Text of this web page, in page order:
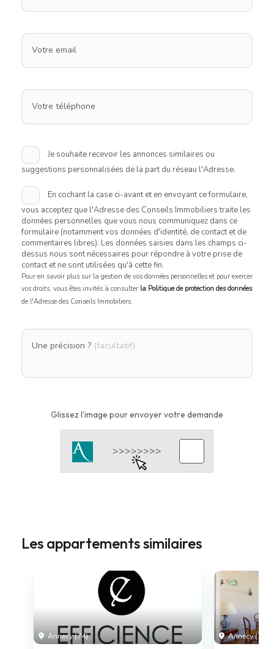
Votre email
Votre téléphone
Je souhaite recevoir les annonces similaires ou
suggestions personnalisées de la part du réseau l'Adresse.
En cochant la case ci-avant et en envoyant ce formulaire,
vous acceptez que l'Adresse des Conseils Immobiliers traite les
données personnelles que vous nous communiquez dans ce
formulaire (notamment vos données d'identité, de contact et de
commentaires libres). Les données saisies dans les champs ci-
dessus nous sont nécessaires pour répondre à votre prise de
contact et ne sont utilisées qu'à cette fin.
Pour en savoir plus sur la gestion de vos données personnelles et pour exercer
vos droits, vous êtes invités à consulter la Politique de protection des données
de l'Adresse des Conseils Immobiliers.
Une précision ? (facultatif)
Glissez l'image pour envoyer votre demande
Les appartements similaires
Annecy (74) Annecy (74)